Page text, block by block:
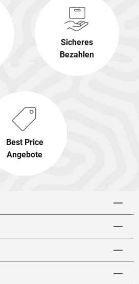
Sicheres
Bezahlen
Best Price
Angebote